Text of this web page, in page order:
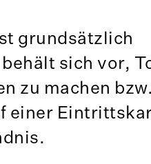
grundsätzlich
sich vor,
zu machen bzw.
einer